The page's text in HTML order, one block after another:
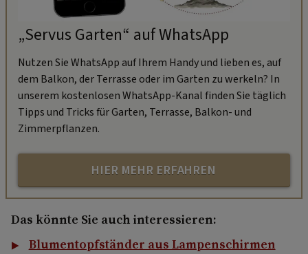
„Servus Garten“ auf WhatsApp
Nutzen Sie WhatsApp auf Ihrem Handy und lieben es, auf
dem Balkon, der Terrasse oder im Garten zu werkeln? In
unserem kostenlosen WhatsApp-Kanal finden Sie täglich
Tipps und Tricks für Garten, Terrasse, Balkon- und
Zimmerpflanzen.
HIER MEHR ERFAHREN
Das könnte Sie auch interessieren:
Blumentopfständer aus Lampenschirmen